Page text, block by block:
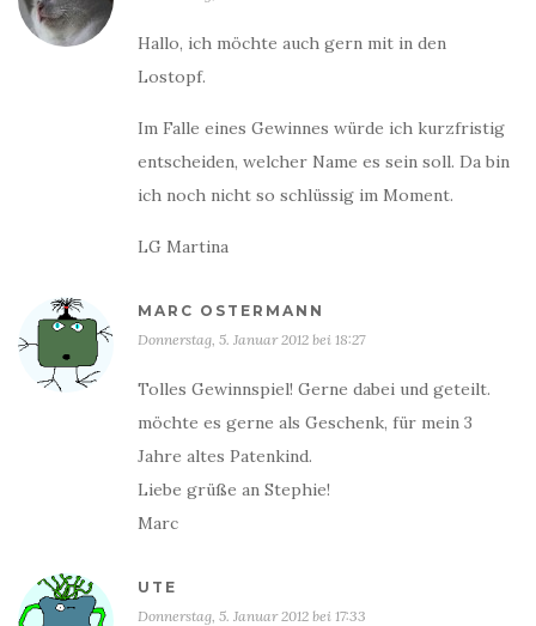
Hallo, ich möchte auch gern mit in den
Lostopf.
Im Falle eines Gewinnes würde ich kurzfristig
entscheiden, welcher Name es sein soll. Da bin
ich noch nicht so schlüssig im Moment.
LG Martina
MARC OSTERMANN
Donnerstag, 5. Januar 2012 bei 18:27
Tolles Gewinnspiel! Gerne dabei und geteilt.
möchte es gerne als Geschenk, für mein 3
Jahre altes Patenkind.
Liebe grüße an Stephie!
Marc
UTE
Donnerstag, 5. Januar 2012 bei 17:33